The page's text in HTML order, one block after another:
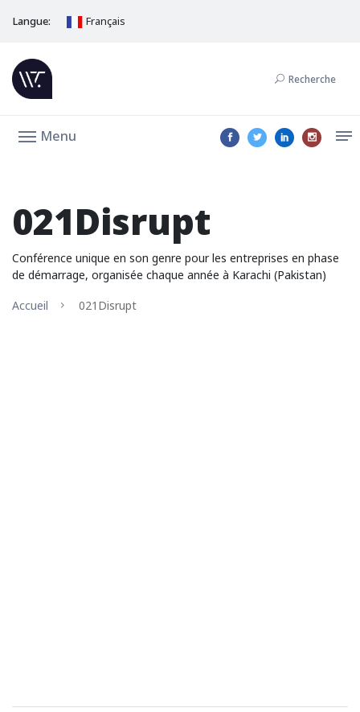
Langue: Français
Recherche
Menu
021Disrupt
Conférence unique en son genre pour les entreprises en phase
de démarrage, organisée chaque année à Karachi (Pakistan)
Accueil
021Disrupt